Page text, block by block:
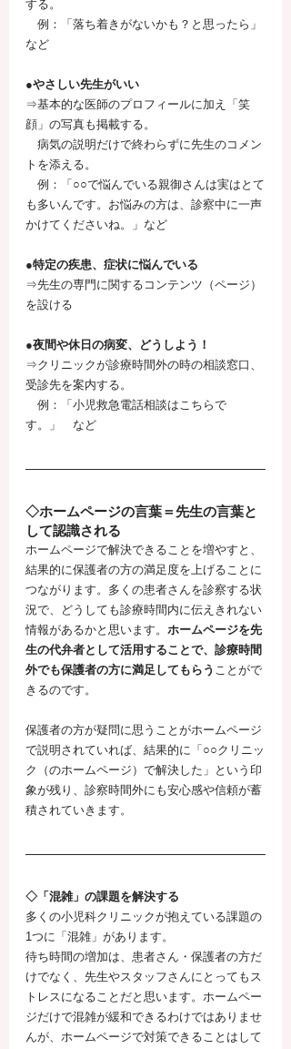
する。
例：「落ち着きがないかも？と思ったら」
など
●やさしい先生がいい
⇒基本的な医師のプロフィールに加え「笑
顔」の写真も掲載する。
病気の説明だけで終わらずに先生のコメン
トを添える。
例：「○○で悩んでいる親御さんは実はとて
も多いんです。お悩みの方は、診察中に一声
かけてくださいね。」など
●特定の疾患、症状に悩んでいる
⇒先生の専門に関するコンテンツ（ページ）
を設ける
●夜間や休日の病変、どうしよう！
⇒クリニックが診療時間外の時の相談窓口、
受診先を案内する。
例：「小児救急電話相談はこちらで
す。」　など
◇ホームページの言葉＝先生の言葉と
して認識される
ホームページで解決できることを増やすと、
結果的に保護者の方の満足度を上げることに
つながります。多くの患者さんを診察する状
況で、どうしても診療時間内に伝えきれない
情報があるかと思います。 ホームページを先
生の代弁者として活用することで、診療時間
外でも保護者の方に満足してもらう ことがで
きるのです。
保護者の方が疑問に思うことがホームページ
で説明されていれば、結果的に「○○クリニッ
ク（のホームページ）で解決した」という印
象が残り、診察時間外にも安心感や信頼が蓄
積されていきます。
◇「混雑」の課題を解決する
多くの小児科クリニックが抱えている課題の
1つに「混雑」があります。
待ち時間の増加は、患者さん・保護者の方だ
けでなく、先生やスタッフさんにとってもス
トレスになることだと思います。ホームペー
ジだけで混雑が緩和できるわけではありませ
んが、ホームページで対策できることはして